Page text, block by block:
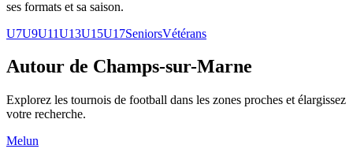
ses formats et sa saison.
U7U9U11U13U15U17SeniorsVétérans
Autour de Champs-sur-Marne
Explorez les tournois de football dans les zones proches et élargissez
votre recherche.
Melun